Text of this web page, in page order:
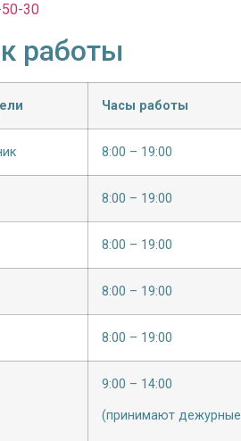
30
работы
Часы работы
8:00 – 19:00
8:00 – 19:00
8:00 – 19:00
8:00 – 19:00
8:00 – 19:00
9:00 – 14:00
(принимают